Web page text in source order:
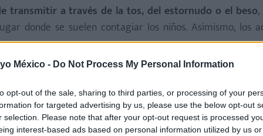
México - Do Not Process My Personal Information
opt-out of the sale, sharing to third parties, or processing of your
for targeted advertising by us, please use the below opt-out
selection. Please note that after your opt-out request is processed
interest-based ads based on personal information utilized by us
transmitir a través de la tos, del estornudo o el beso,
donde se suelen contagiar los niños. Asimismo, los
esta enfermedad alguna vez en la vida. Hay muchas
puesto que ya lo pasaron en su momento. A éstos
personas mediante su saliva sin presentar ningún